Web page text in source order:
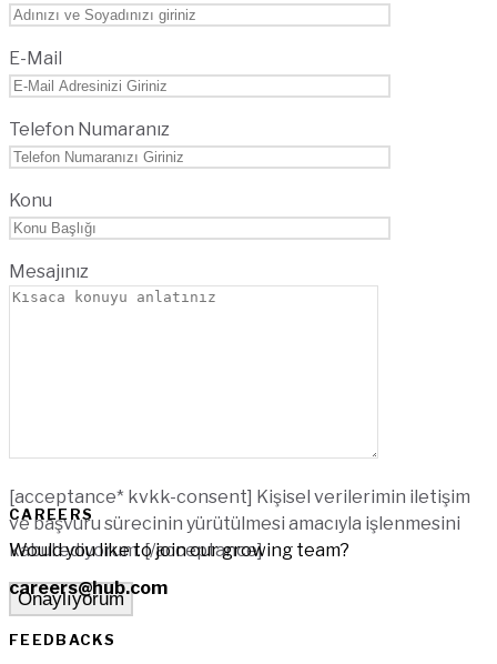
E-Mail
Telefon Numaranız
Konu
Mesajınız
[acceptance* kvkk-consent] Kişisel verilerimin iletişim
ve başvuru sürecinin yürütülmesi amacıyla işlenmesini
kabul ediyorum. [/acceptance]
CAREERS
Would you like to join our growing team?
careers@hub.com
FEEDBACKS